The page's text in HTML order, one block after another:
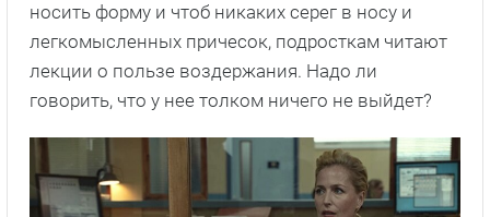
носить форму и чтоб никаких серег в носу и
легкомысленных причесок, подросткам читают
лекции о пользе воздержания. Надо ли
говорить, что у нее толком ничего не выйдет?